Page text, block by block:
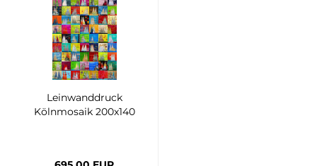
Leinwanddruck
Kölnmosaik 200x140